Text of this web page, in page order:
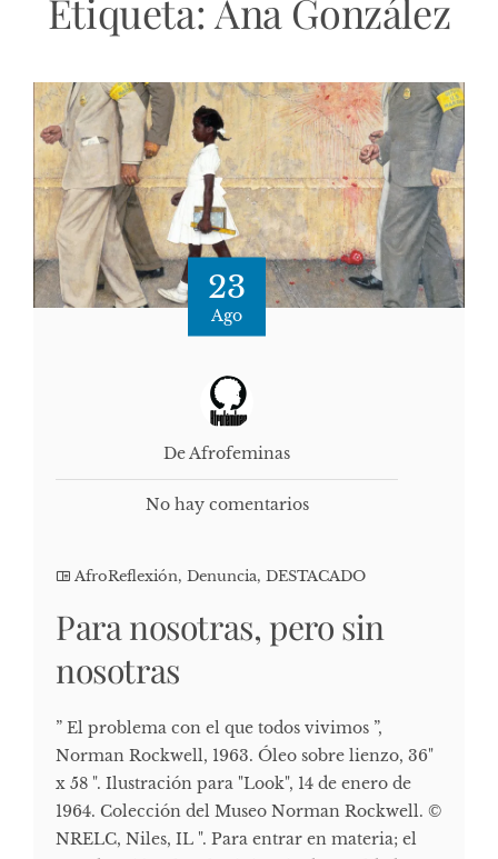
Etiqueta: Ana González
23
Ago
De Afrofeminas
No hay comentarios
AfroReflexión, Denuncia, DESTACADO
Para nosotras, pero sin
nosotras
” El problema con el que todos vivimos ”,
Norman Rockwell, 1963. Óleo sobre lienzo, 36"
x 58 ". Ilustración para "Look", 14 de enero de
1964. Colección del Museo Norman Rockwell. ©
NRELC, Niles, IL ". Para entrar en materia; el